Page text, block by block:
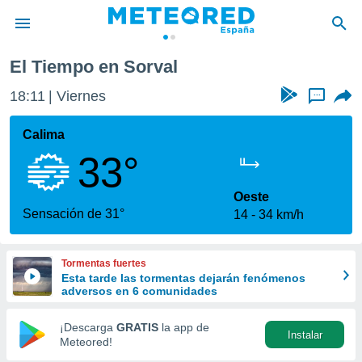
de
por
que se
calidad.
a este
las
y
forma
digital
basada
El Tiempo en Sorval
18:11 Viernes ...
Calima
33°
Sensación de 31°
Oeste
14
34 km/h
Tormentas fuertes
Esta tarde las tormentas dejarán fenómenos
adversos en 6 comunidades
¡Descarga GRATIS la app de
Meteored!
Instalar